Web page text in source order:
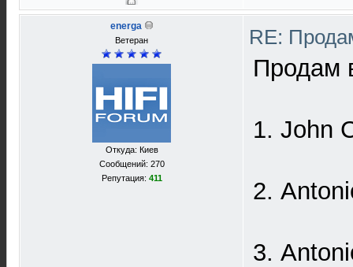
energa
Ветеран
Откуда: Киев
Сообщений: 270
Репутация: 411
RE:
Продам
1. John
2.
3.